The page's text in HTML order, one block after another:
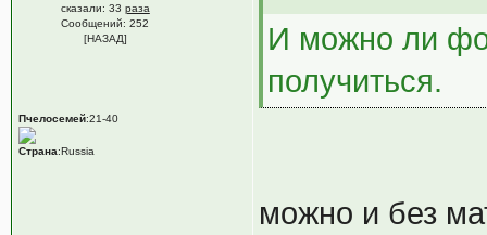
сказали: 33 раза
Сообщений: 252
[НАЗАД]
Пчелосемей:21-40
Страна:Russia
И можно ли
получиться.
можно и без